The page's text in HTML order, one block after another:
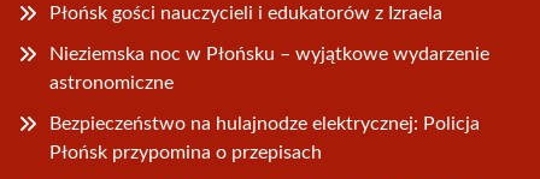
Płońsk gości nauczycieli i edukatorów z Izraela
Nieziemska noc w Płońsku – wyjątkowe wydarzenie
astronomiczne
Bezpieczeństwo na hulajnodze elektrycznej: Policja
Płońsk przypomina o przepisach